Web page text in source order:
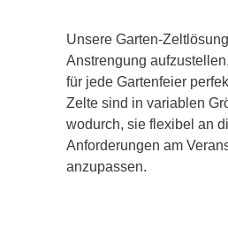
Unsere Garten-
Anstrengung
für jede Gartenfeier
Zelte sind in variablen
wodurch, sie flexibel an
Anforderungen am
anzupassen.